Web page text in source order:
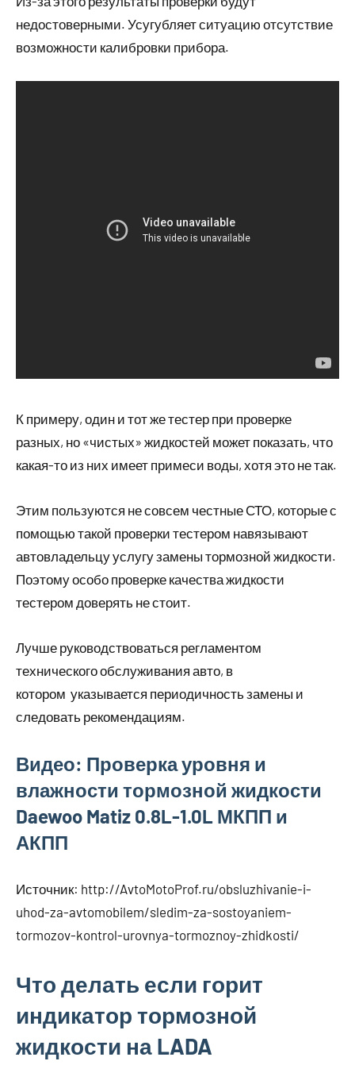
недостоверными. Усугубляет ситуацию отсутствие
возможности калибровки прибора.
К примеру, один и тот же тестер при проверке
разных, но «чистых» жидкостей может показать, что
какая-то из них имеет примеси воды, хотя это не так.
Этим пользуются не совсем честные СТО, которые с
помощью такой проверки тестером навязывают
автовладельцу услугу замены тормозной жидкости.
Поэтому особо проверке качества жидкости
тестером доверять не стоит.
Лучше руководствоваться регламентом
технического обслуживания авто, в
котором указывается периодичность замены и
следовать рекомендациям.
Видео: Проверка уровня и
влажности тормозной жидкости
Daewoo Matiz 0.8L-1.0L МКПП и
АКПП
Источник: http://AvtoMotoProf.ru/obsluzhivanie-i-
uhod-za-avtomobilem/sledim-za-sostoyaniem-
tormozov-kontrol-urovnya-tormoznoy-zhidkosti/
Что делать если горит
индикатор тормозной
жидкости на LADA